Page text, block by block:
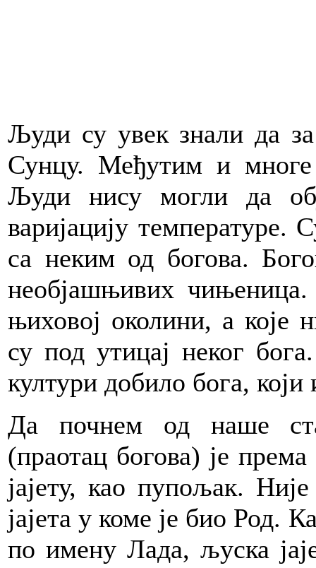
Људи су увек знали да
Сунцу. Међутим и многе
Људи нису могли да
варијацију температуре.
са неким од богова.
необјашњивих
њиховој околини, а које
су под утицај неког
култури добило бога,
Да почнем од наше
(праотац богова) је
јајету, као пупољак.
јајета у коме је био Род.
по имену Лада, љуска